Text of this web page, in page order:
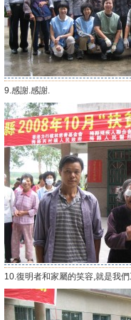
9.感謝.感謝.
10.復明者和家屬的笑容,就是我